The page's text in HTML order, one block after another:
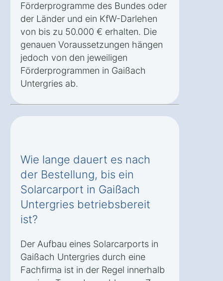
Förderprogramme des Bundes oder
der Länder und ein KfW-Darlehen
von bis zu 50.000 € erhalten. Die
genauen Voraussetzungen hängen
jedoch von den jeweiligen
Förderprogrammen in Gaißach
Untergries ab.
Wie lange dauert es nach
der Bestellung, bis ein
Solarcarport in Gaißach
Untergries betriebsbereit
ist?
Der Aufbau eines Solarcarports in
Gaißach Untergries durch eine
Fachfirma ist in der Regel innerhalb